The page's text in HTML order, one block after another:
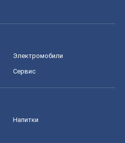
Электромобили
Сервис
Напитки